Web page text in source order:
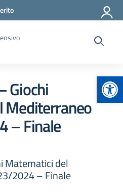
Giochi
Mediterraneo
– Finale
Matematici del
2024 – Finale